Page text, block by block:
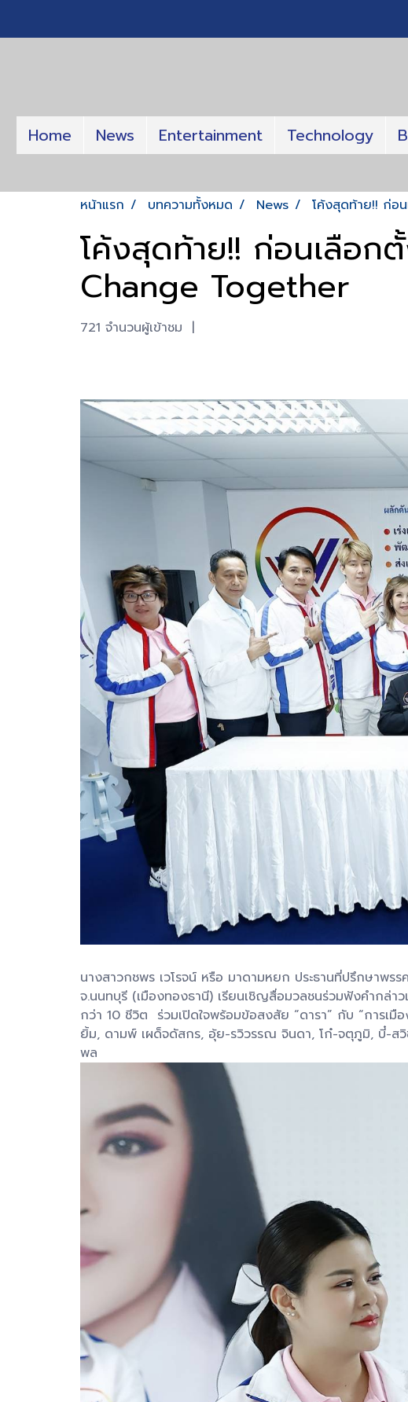
Home News Entertainment Technology
หน้าแรก บทความทั้งหมด News โค้งสุดท้าย!! ก่อ
โค้งสุดท้าย!! ก่อนเลือก
Change Together
721 จำนวนผู้เข้าชม |
นางสาวกชพร เวโรจน์ หรือ มาดามหยก ประธานที่ปรึกษาพ
จ.นนทบุรี (เมืองทองธานี) เรียนเชิญสื่อมวลชนร่วมฟังคำกล่
กว่า 10 ชีวิต ร่วมเปิดใจพร้อมข้อสงสัย “ดารา” กับ “การ
ยิ้ม, ดามพ์ เผด็จดัสกร, อุ้ย-รวิวรรณ จินดา, โก๋-จตุภูมิ, บี๋-สวิ
พล